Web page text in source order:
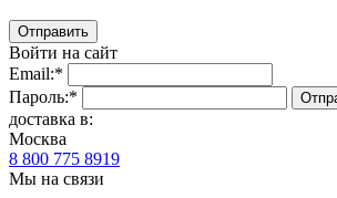
Войти на сайт
Email:*
Пароль:*
доставка в:
Москва
8 800 775 8919
Мы на связи